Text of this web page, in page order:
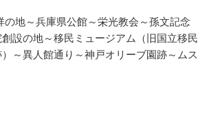
地～兵庫県公館～栄光教会～孫文記念
設の地～移民ミュージアム（旧国立移民
～異人館通り～神戸オリーブ園跡～ムス